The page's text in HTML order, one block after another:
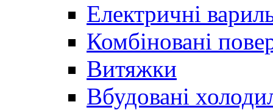
Електричні
Комбіновані
Витяжки
Вбудовані